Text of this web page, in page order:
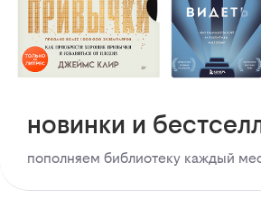
новинки и
пополняем библиотеку каждый